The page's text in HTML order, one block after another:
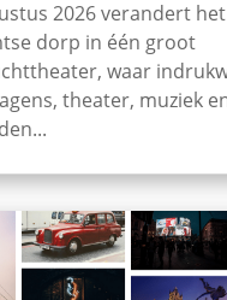
2026 verandert het
dorp in één groot
waar
theater, muziek